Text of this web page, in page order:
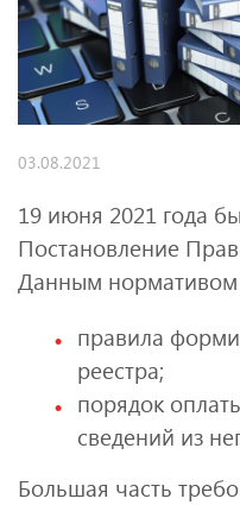
03.08.2021
19 июня 2021 года
Постановление
Данным
правила
реестра;
порядок
сведений из
Большая часть